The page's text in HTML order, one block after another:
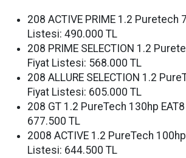
208 ACTIVE PRIME 1.2 Puretech
Listesi: 490.000 TL
208 PRIME SELECTION 1.2
Fiyat Listesi: 568.000 TL
208 ALLURE SELECTION 1.2
Fiyat Listesi: 605.000 TL
208 GT 1.2 PureTech 130hp
677.500 TL
2008 ACTIVE 1.2 PureTech
Listesi: 644.500 TL